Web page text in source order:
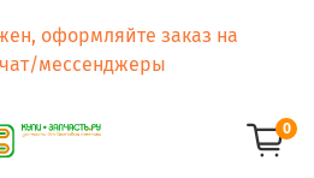
оформляйте заказ на
мессенджеры
0